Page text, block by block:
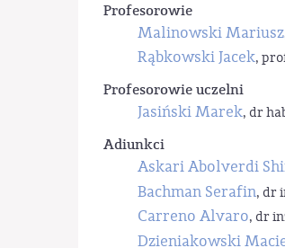
Profesorowie
Malinowski Mariusz
Rąbkowski Jacek,
Profesorowie uczelni
Jasiński Marek, dr
Adiunkci
Askari Abolverdi
Bachman Serafin, dr
Carreno Alvaro, dr
Dzieniakowski